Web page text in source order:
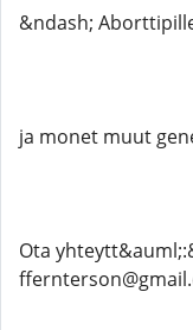
&ndash;
ja monet muut
Ota